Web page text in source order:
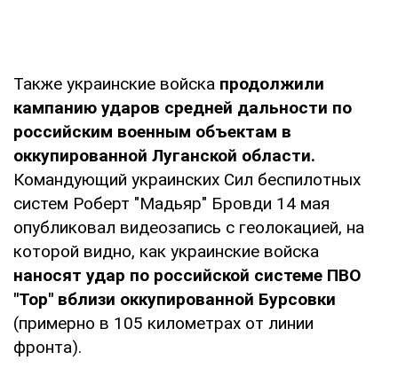
Также украинские войска продолжили
кампанию ударов средней дальности по
российским военным объектам в
оккупированной Луганской области.
Командующий украинских Сил беспилотных
систем Роберт "Мадьяр" Бровди 14 мая
опубликовал видеозапись с геолокацией, на
которой видно, как украинские войска
наносят удар по российской системе ПВО
"Тор" вблизи оккупированной Бурсовки
(примерно в 105 километрах от линии
фронта).